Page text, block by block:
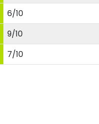
6/10
9/10
7/10